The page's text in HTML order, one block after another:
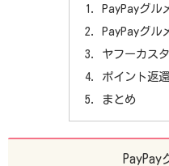
PayPayグル
PayPayグル
ヤフーカス
ポイント返
まとめ
PayPay